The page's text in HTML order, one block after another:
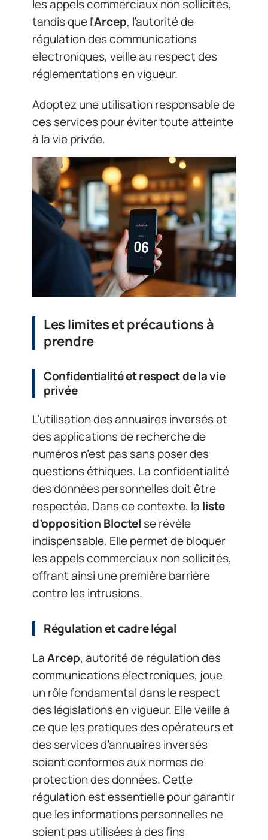
les appels commerciaux non sollicités,
tandis que l’Arcep, l’autorité de
régulation des communications
électroniques, veille au respect des
réglementations en vigueur.
Adoptez une utilisation responsable de
ces services pour éviter toute atteinte
à la vie privée.
Les limites et précautions à
prendre
Confidentialité et respect de la vie
privée
L’utilisation des annuaires inversés et
des applications de recherche de
numéros n’est pas sans poser des
questions éthiques. La confidentialité
des données personnelles doit être
respectée. Dans ce contexte, la liste
d’opposition Bloctel se révèle
indispensable. Elle permet de bloquer
les appels commerciaux non sollicités,
offrant ainsi une première barrière
contre les intrusions.
Régulation et cadre légal
LaArcep, autorité de régulation des
communications électroniques, joue
un rôle fondamental dans le respect
des législations en vigueur. Elle veille à
ce que les pratiques des opérateurs et
des services d’annuaires inversés
soient conformes aux normes de
protection des données. Cette
régulation est essentielle pour garantir
que les informations personnelles ne
soient pas utilisées à des fins